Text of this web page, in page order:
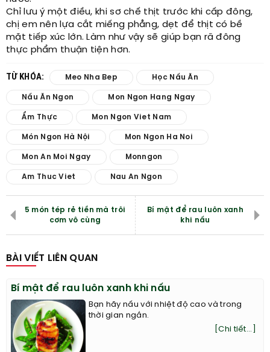
Chỉ lưu ý một điều, khi sơ chế thịt trước khi cấp đông,
chị em nên lựa cắt miếng phẳng, dẹt để thịt có bề
mặt tiếp xúc lớn. Làm như vậy sẽ giúp bạn rã đông
thực phẩm thuận tiện hơn.
TỪ KHÓA: Meo Nha Bep Học Nấu Ăn
Nấu Ăn Ngon Mon Ngon Hang Ngay
Ẩm Thực Mon Ngon Viet Nam
Món Ngon Hà Nội Mon Ngon Ha Noi
Mon An Moi Ngay Monngon
Am Thuc Viet Nau An Ngon
5 món tép rẻ tiền mà trôi
cơm vô cùng
Bí mật để rau luôn xanh
khi nấu
BÀI VIẾT LIÊN QUAN
Bí mật để rau luôn xanh khi nấu
Bạn hãy nấu với nhiệt độ cao và trong
thời gian ngắn.
[Chi tiết...]